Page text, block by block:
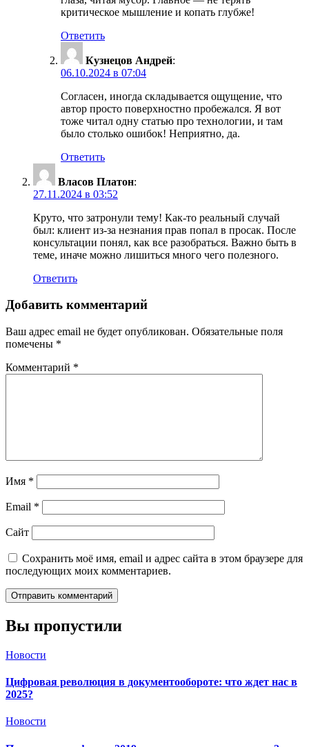
критическое мышление и копать глубже!
Ответить
Кузнецов Андрей:
06.10.2024 в 07:04
Согласен, иногда складывается ощущение, что
автор просто поверхностно пробежался. Я вот
тоже читал одну статью про технологии, и там
было столько ошибок! Неприятно, да.
Ответить
Власов Платон:
27.11.2024 в 03:52
Круто, что затронули тему! Как-то реальный случай
был: клиент из-за незнания прав попал в просак. После
консультации понял, как все разобраться. Важно быть в
теме, иначе можно лишиться много чего полезного.
Ответить
Добавить комментарий
Ваш адрес email не будет опубликован. Обязательные поля
помечены *
Комментарий *
Имя *
Email *
Сайт
Сохранить моё имя, email и адрес сайта в этом браузере для
последующих моих комментариев.
Вы пропустили
Новости
Цифровая революция в документообороте: что ждет нас в
2025?
Новости